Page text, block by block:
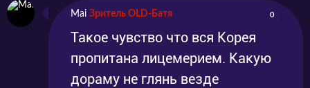
Mai Зритель OLD-Батя 0
Такое чувство что вся Корея
пропитана лицемерием. Какую
дораму не глянь везде